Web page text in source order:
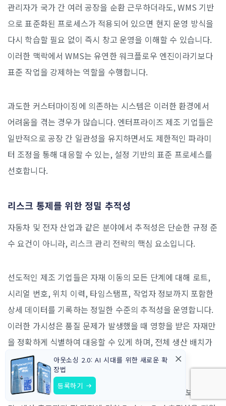
아웃소싱 2.0: AI 시대를 위한 새로운 확
장법
등록하기
관리자가 국가 간 여러 공장을 순환 근무하더라도, WMS 기반
으로 표준화된 프로세스가 적용되어 있으면 현지 운영 방식을
다시 학습할 필요 없이 즉시 창고 운영을 이해할 수 있습니다.
이러한 맥락에서 WMS는 유연한 워크플로우 엔진이라기보다
표준 작업을 강제하는 역할을 수행합니다.
과도한 커스터마이징에 의존하는 시스템은 이러한 환경에서
어려움을 겪는 경우가 많습니다. 엔터프라이즈 제조 기업들은
일반적으로 공장 간 일관성을 유지하면서도 제한적인 파라미
터 조정을 통해 대응할 수 있는, 설정 기반의 표준 프로세스를
선호합니다.
리스크 통제를 위한 정밀 추적성
자동차 및 전자 산업과 같은 분야에서 추적성은 단순한 규정 준
수 요건이 아니라, 리스크 관리 전략의 핵심 요소입니다.
선도적인 제조 기업들은 자재 이동의 모든 단계에 대해 로트,
시리얼 번호, 위치 이력, 타임스탬프, 작업자 정보까지 포함한
상세 데이터를 기록하는 정밀한 수준의 추적성을 운영합니다.
이러한 가시성은 품질 문제가 발생했을 때 영향을 받은 자재만
을 정확하게 식별하여 대응할 수 있게 하며, 전체 생산 배치가
아닌 특정 범위로 리콜을 제한할 수 있도록 합니다.
이러한 환경에서 사용되는 창고 관리 시스템은 입고, 보관, 피